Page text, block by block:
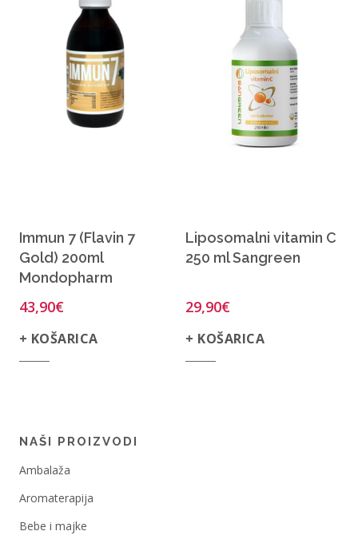
Immun 7 (Flavin 7
Gold) 200ml
Mondopharm
43,90€
+ KOŠARICA
Liposomalni vitamin C
250 ml Sangreen
29,90€
+ KOŠARICA
NAŠI PROIZVODI
Ambalaža
Aromaterapija
Bebe i majke